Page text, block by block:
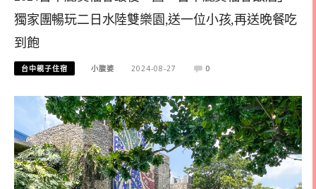
獨家團暢玩二日水陸雙樂園,送一位小孩,再送晚餐吃
到飽
台中親子住宿 小腹婆 2024-08-27 0